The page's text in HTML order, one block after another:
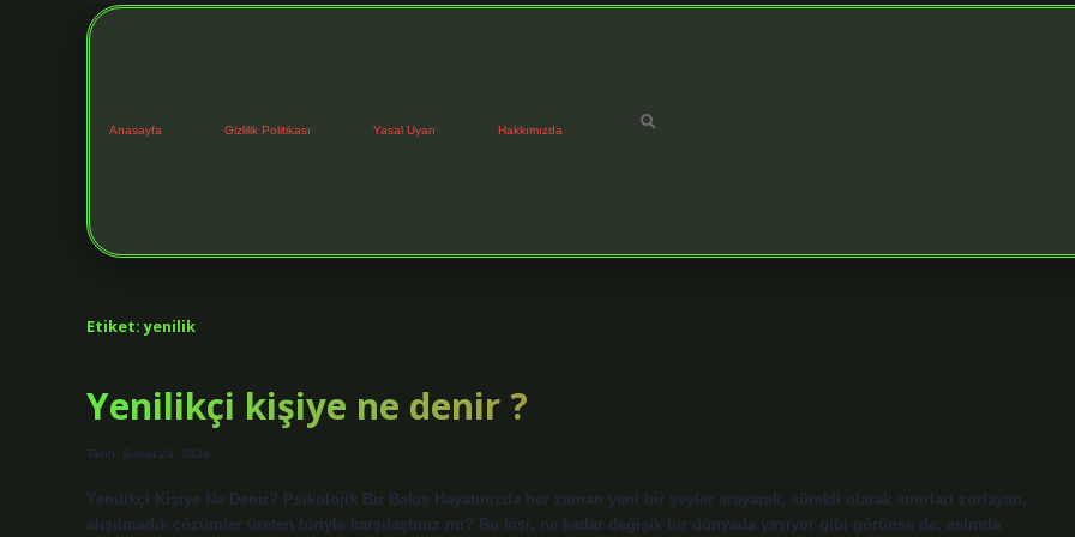
Anasayfa Gizlilik Politikası Yasal Uyarı Hakkımızda
Etiket:yenilik
Yenilikçi kişiye ne denir ?
Tarih: Şubat 24, 2026
Yenilikçi Kişiye Ne Denir? Psikolojik Bir Bakış Hayatınızda her zaman yeni bir şeyler arayarak, sürekli olarak sınırları zorlayan,
alışılmadık çözümler üreten biriyle karşılaştınız mı? Bu kişi, ne kadar değişik bir dünyada yaşıyor gibi görünse de, aslında